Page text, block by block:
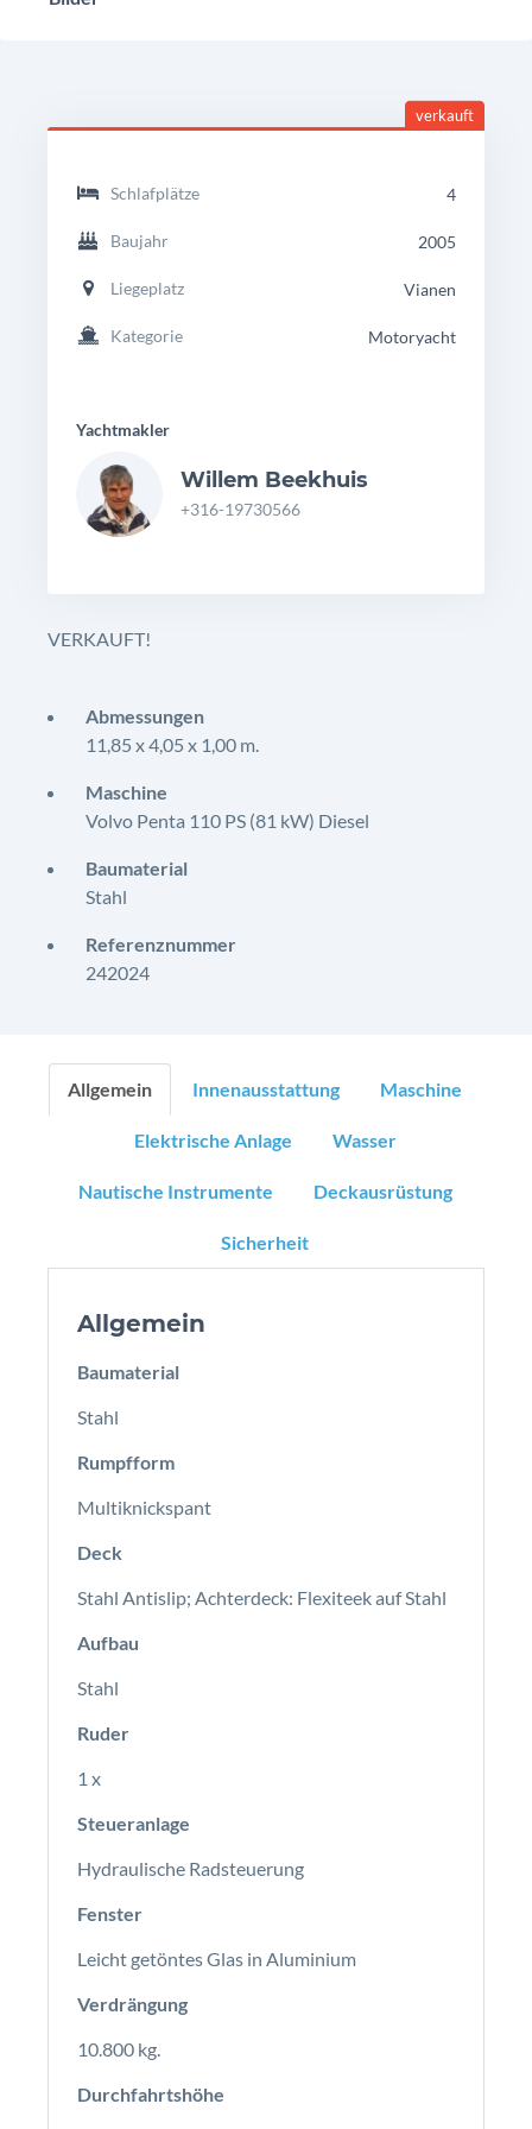
Einzelheiten
ABIM
Classic
118
verkauft
Schlafplätze 4
Baujahr 2005
Liegeplatz Vianen
Kategorie Motoryacht
Yachtmakler
Willem Beekhuis
+316-19730566
VERKAUFT!
Abmessungen
11,85 x 4,05 x 1,00 m.
Maschine
Volvo Penta 110 PS (81 kW) Diesel
Baumaterial
Stahl
Referenznummer
242024
Allgemein Innenausstattung Maschine
Elektrische Anlage Wasser
Nautische Instrumente Deckausrüstung
Sicherheit
Allgemein
Baumaterial
Stahl
Rumpfform
Multiknickspant
Deck
Stahl Antislip; Achterdeck: Flexiteek auf Stahl
Aufbau
Stahl
Ruder
1 x
Steueranlage
Hydraulische Radsteuerung
Fenster
Leicht getöntes Glas in Aluminium
Verdrängung
10.800 kg.
Durchfahrtshöhe